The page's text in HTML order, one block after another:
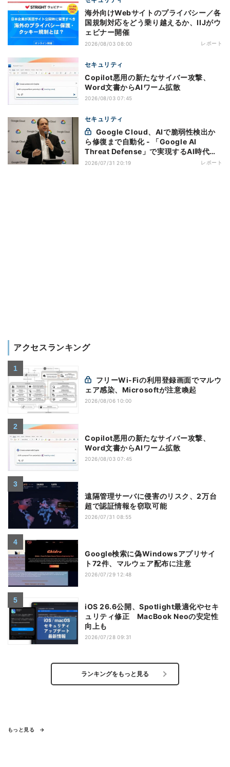
海外向けWebサイトのプライバシー／各
国規制対応をどう乗り越えるか、IIJがウ
ェビナー開催
2026/08/03 08:00 レポート
セキュリティ
Copilot悪用の新たなサイバー攻撃、
Word文書からAIワーム拡散
2026/08/03 07:45
セキュリティ
ら修復まで自動化 - 「Google AI
Threat Defense」で実現するAI時代の
防御戦略
2026/07/31 20:19 レポート
アクセスランキング
ェア感染、Microsoftが注意喚起
2026/08/06 10:00
Copilot悪用の新たなサイバー攻撃、
Word文書からAIワーム拡散
2026/08/03 07:45
遠隔管理サーバに侵害のリスク、2万台
超で認証情報を窃取可能
2026/07/31 08:55
Google検索に偽Windowsアプリサイ
ト72件、マルウェア配布に注意
2026/07/29 12:48
iOS 26.6公開、Spotlight最適化やセキ
ュリティ修正 MacBook Neoの安定性
向上も
2026/07/28 09:31
ランキングをもっと見る
もっと見る